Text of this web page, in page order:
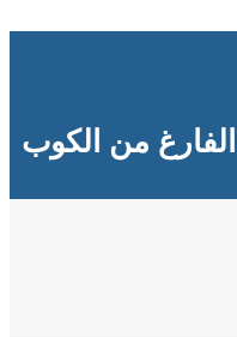
من الكوب